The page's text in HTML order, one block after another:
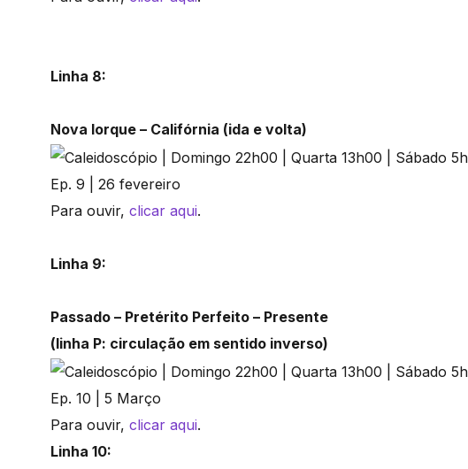
Linha 8:
Nova Iorque – Califórnia (ida e volta)
Ep. 9 | 26 fevereiro
Para ouvir, clicar aqui.
Linha 9:
Passado – Pretérito Perfeito – Presente
(linha P: circulação em sentido inverso)
Ep. 10 | 5 Março
Para ouvir, clicar aqui.
Linha 10: